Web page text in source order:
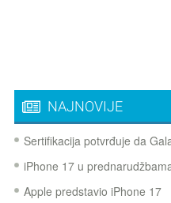
NAJNOVIJE
Sertifikacija potvrđuje da
iPhone 17 u
Apple predstavio iPhone 17